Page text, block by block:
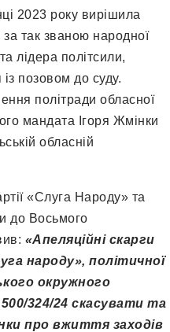
2023 року вирішила
за так званою народної
лідера політсили,
позовом до суду.
політради обласної
мандата Ігоря Жмінки
обласній
«Слуга Народу» та
до Восьмого
«Апеляційні скарги
народу», політичної
окружного
324/24 скасувати та
про вжиття заходів